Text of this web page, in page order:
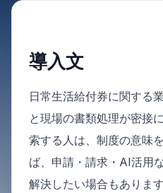
導入文
日常生活給付券に関する
と現場の書類処理が密接
索する人は、制度の意味
ば、申請・請求・AI活用
解決したい場合もありま